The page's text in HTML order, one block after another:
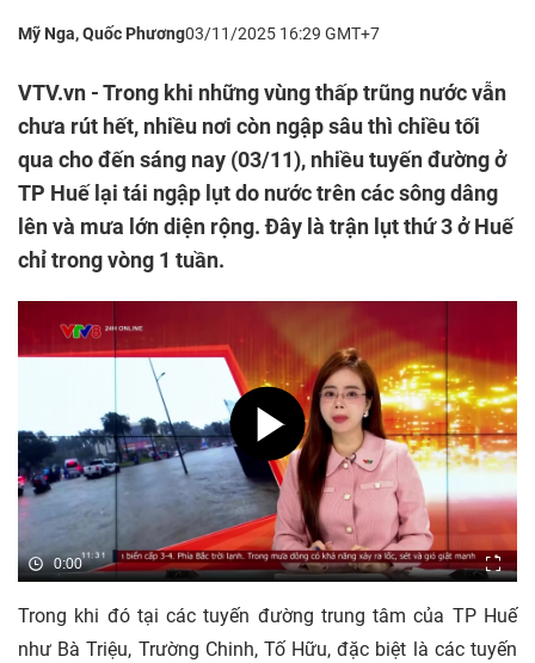
Mỹ Nga, Quốc Phương03/11/2025 16:29 GMT+7
VTV.vn - Trong khi những vùng thấp trũng nước vẫn
chưa rút hết, nhiều nơi còn ngập sâu thì chiều tối
qua cho đến sáng nay (03/11), nhiều tuyến đường ở
TP Huế lại tái ngập lụt do nước trên các sông dâng
lên và mưa lớn diện rộng. Đây là trận lụt thứ 3 ở Huế
chỉ trong vòng 1 tuần.
0:00
Trong khi đó tại các tuyến đường trung tâm của TP Huế
như Bà Triệu, Trường Chinh, Tố Hữu, đặc biệt là các tuyến